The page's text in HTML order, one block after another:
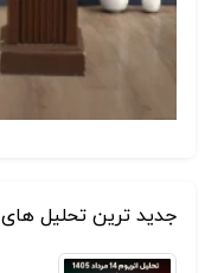
جدید ترین تحلیل های